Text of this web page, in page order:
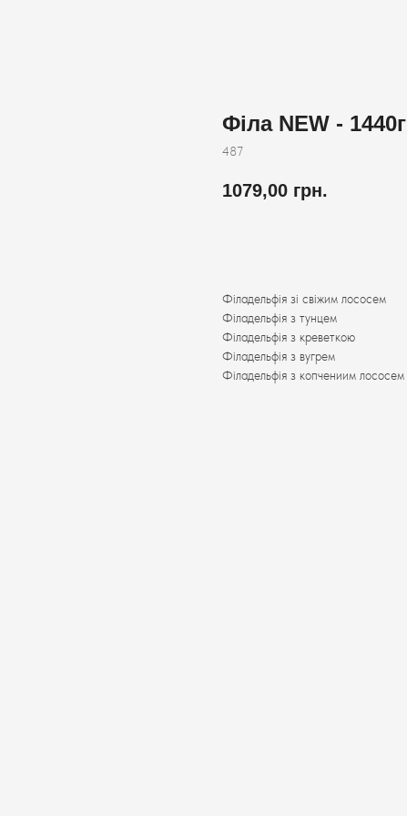
Філа NEW - 1440г
487
1079,00 грн.
Філадельфія зі свіжим лососем
Філадельфія з тунцем
Філадельфія з креветкою
Філадельфія з вугрем
Філадельфія з копчениим лососем